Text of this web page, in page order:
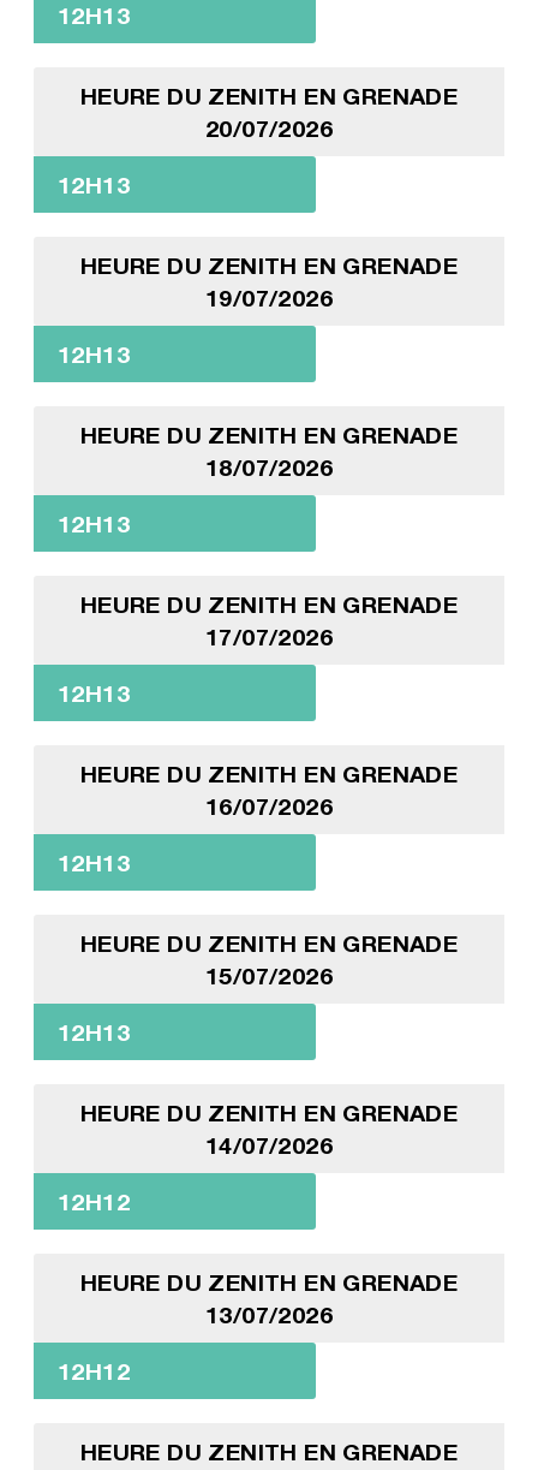
12H13
HEURE DU ZENITH EN GRENADE
20/07/2026
12H13
HEURE DU ZENITH EN GRENADE
19/07/2026
12H13
HEURE DU ZENITH EN GRENADE
18/07/2026
12H13
HEURE DU ZENITH EN GRENADE
17/07/2026
12H13
HEURE DU ZENITH EN GRENADE
16/07/2026
12H13
HEURE DU ZENITH EN GRENADE
15/07/2026
12H13
HEURE DU ZENITH EN GRENADE
14/07/2026
12H12
HEURE DU ZENITH EN GRENADE
13/07/2026
12H12
HEURE DU ZENITH EN GRENADE